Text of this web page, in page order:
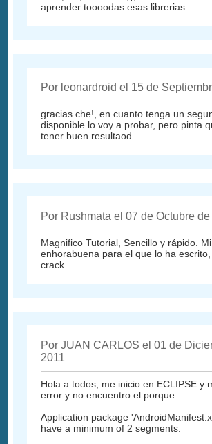
aprender toooodas esas librerias
Por leonardroid el 15 de
gracias che!, en cuanto tenga un
disponible lo voy a probar, pero pinta
tener buen resultaod
Por Rushmata el 07 de Octubre de
Magnifico Tutorial, Sencillo y rápido. Mi
enhorabuena para el que lo ha
crack.
Por JUAN CARLOS el 01 de
2011
Hola a todos, me inicio en ECLIPSE y
error y no encuentro el porque
Application package
have a minimum of 2 segments.